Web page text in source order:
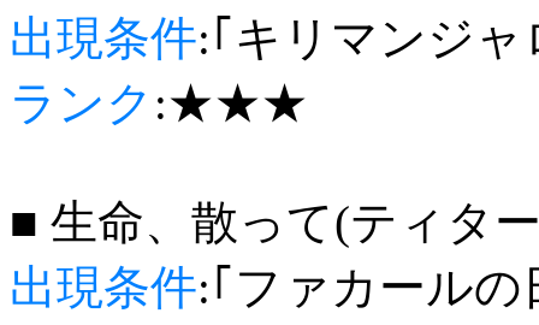
出現条件:｢キリマンジ
ランク :★★★
■ 生命、散って(ティタ
出現条件:｢ファカール